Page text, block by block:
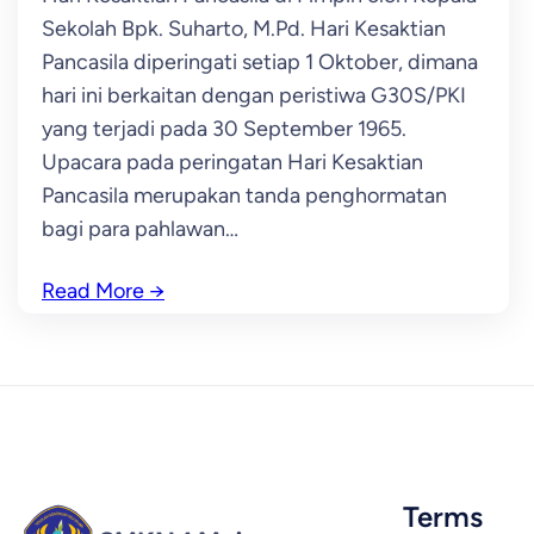
Sekolah Bpk. Suharto, M.Pd. Hari Kesaktian
Pancasila diperingati setiap 1 Oktober, dimana
hari ini berkaitan dengan peristiwa G30S/PKI
yang terjadi pada 30 September 1965.
Upacara pada peringatan Hari Kesaktian
Pancasila merupakan tanda penghormatan
bagi para pahlawan…
Read More →
Terms